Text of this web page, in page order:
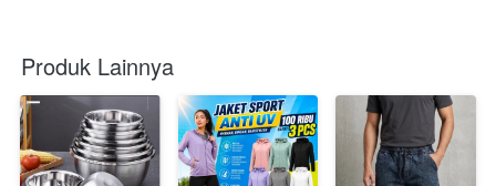
Produk Lainnya